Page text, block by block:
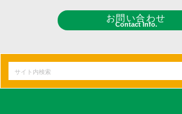
お問い合わせ
Contact Info.